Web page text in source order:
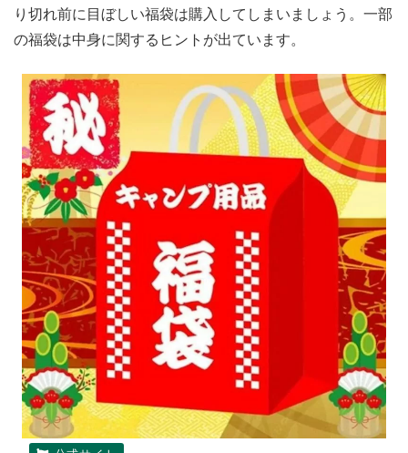
り切れ前に目ぼしい福袋は購入してしまいましょう。一部
の福袋は中身に関するヒントが出ています。